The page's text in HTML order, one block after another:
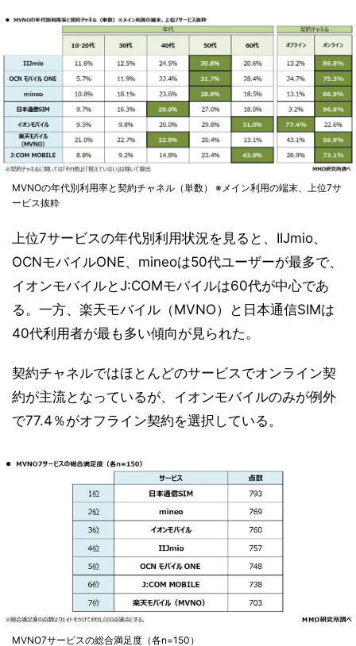
MVNOの年代別利用率と契約チャネル（単数） ※メイン利用の端末、上位7サ
ービス抜粋
上位7サービスの年代別利用状況を見ると、IIJmio、
OCNモバイルONE、mineoは50代ユーザーが最多で、
イオンモバイルとJ:COMモバイルは60代が中心であ
る。一方、楽天モバイル（MVNO）と日本通信SIMは
40代利用者が最も多い傾向が見られた。
契約チャネルではほとんどのサービスでオンライン契
約が主流となっているが、イオンモバイルのみが例外
で77.4％がオフライン契約を選択している。
MVNO7サービスの総合満足度（各n=150）